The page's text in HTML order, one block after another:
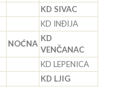
KD SIVAC
KD INĐIJA
NOĆNA
KD
VENČANAC
KD LEPENICA
KD LJIG